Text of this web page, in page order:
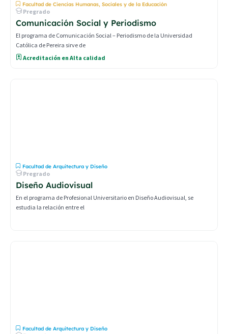
Facultad de Ciencias Humanas, Sociales y de la Educación
Pregrado
Comunicación Social y Periodismo
El programa de Comunicación Social – Periodismo de la Universidad
Católica de Pereira sirve de
Acreditación en Alta calidad
Facultad de Arquitectura y Diseño
Pregrado
Diseño Audiovisual
En el programa de Profesional Universitario en Diseño Audiovisual, se
estudia la relación entre el
Facultad de Arquitectura y Diseño